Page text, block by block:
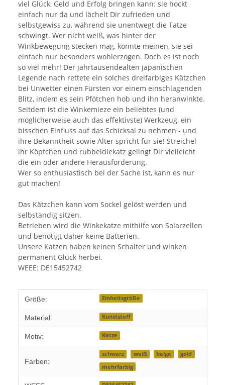
viel Glück, Geld und Erfolg bringen kann: sie hockt
einfach nur da und lächelt Dir zufrieden und
selbstgewiss zu, während sie unentwegt die Tatze
schwingt. Wer nicht weiß, was hinter der
Winkbewegung stecken mag, könnte meinen, sie sei
einfach nur besonders wohlerzogen. Doch es ist noch
so viel mehr! Der jahrtausendealten japanischen
Legende nach rettete ein solches dreifarbiges Kätzchen
bei Unwetter einen Fürsten vor einem einschlagenden
Blitz, indem es sein Pfötchen hob und ihn heranwinkte.
Seitdem ist die Winkemieze ein beliebtes (und
möglicherweise auch das effektivste) Werkzeug, ein
bisschen Einfluss auf das Schicksal zu nehmen - und
ihre Bekanntheit sowie Alter spricht für sie! Streichel
ihr Köpfchen und rubbeldiekatz gelingt Dir vielleicht
die ein oder andere Herausforderung.
Wer so enthusiastisch bei der Sache ist, kann es nur
gut machen!
Das Kätzchen kann vom Sockel gelöst werden und
selbständig sitzen.
Betrieben wird die Winkekatze mithilfe von Solarzellen
und benötigt daher keine Batterien.
Unsere Katzen haben keinen Schalter und winken
permanent Glück herbei.
WEEE: DE15452742
Produkteigenschaft
Wert
Größe: Einheitsgröße
Material: Kunststoff
Motiv: Katze
Farben:
schwarz weiß beige
gold
mehrfarbig